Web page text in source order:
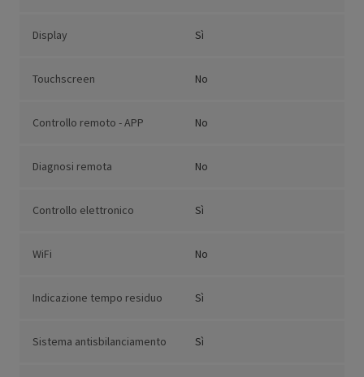
Display Sì
Touchscreen No
Controllo remoto - APP No
Diagnosi remota No
Controllo elettronico Sì
WiFi No
Indicazione tempo residuo Sì
Sistema antisbilanciamento Sì